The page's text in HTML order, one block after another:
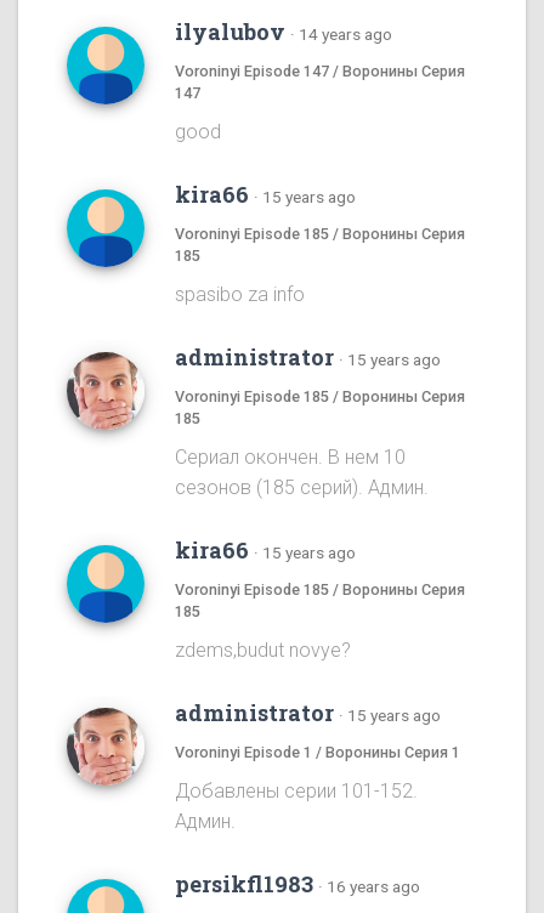
ilyalubov · 14 years ago
Voroninyi Episode 147 / Воронины Серия
147
good
kira66 · 15 years ago
Voroninyi Episode 185 / Воронины Серия
185
spasibo za info
administrator · 15 years ago
Voroninyi Episode 185 / Воронины Серия
185
Сериал окончен. В нем 10
сезонов (185 серий). Админ.
kira66 · 15 years ago
Voroninyi Episode 185 / Воронины Серия
185
zdems,budut novye?
administrator · 15 years ago
Voroninyi Episode 1 / Воронины Серия 1
Добавлены серии 101-152.
Админ.
persikfl1983 · 16 years ago